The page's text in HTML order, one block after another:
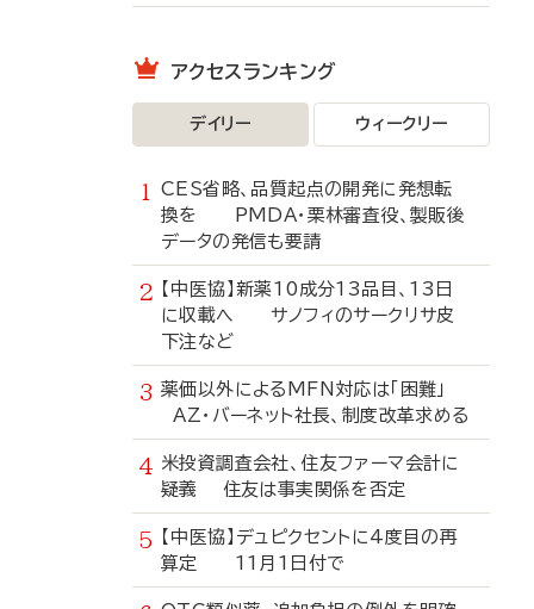
アクセスランキング
デイリー ウィークリー
CES省略、品質起点の開発に発想転
換を PMDA・栗林審査役、製販後
データの発信も要請
【中医協】新薬10成分13品目、13日
に収載へ サノフィのサークリサ皮
下注など
薬価以外によるMFN対応は「困難」
AZ・バーネット社長、制度改革求める
米投資調査会社、住友ファーマ会計に
疑義 住友は事実関係を否定
【中医協】デュピクセントに4度目の再
算定 11月1日付で